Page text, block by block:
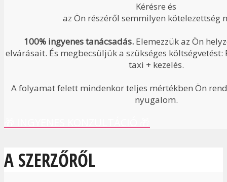
Kérésre és
az Ön részéről semmilyen kötelezettség
100% ingyenes tanácsadás. Elemezzük az Ön
elvárásait. És megbecsüljük a szükséges költségvetést:
taxi + kezelés.
A folyamat felett mindenkor teljes mértékben Ön
nyugalom.
A SZERZŐRŐL